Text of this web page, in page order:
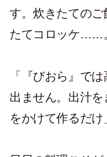
す。炊きたての
たてコロッケ……
「『びおら』で
出ません。出汁
をかけて作るだけ